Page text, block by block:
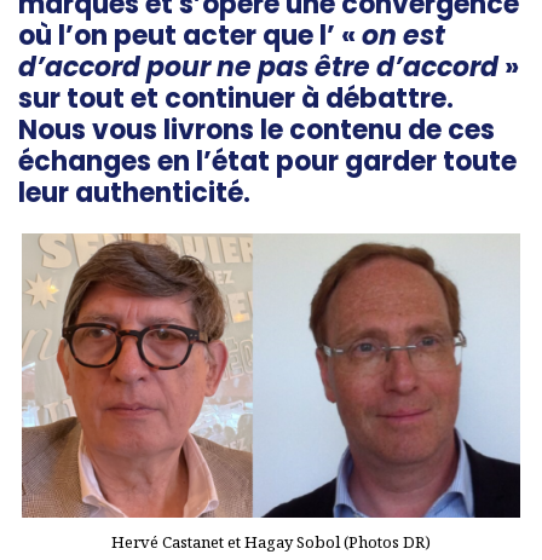
où l’on peut acter que l’ «on est
d’accord pour ne pas être d’accord»
sur tout et continuer à débattre.
Nous vous livrons le contenu de ces
échanges en l’état pour garder toute
leur authenticité.
Hervé Castanet et Hagay Sobol (Photos DR)